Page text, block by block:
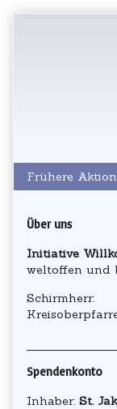
Frühere
Primary
Sidebar
Über uns
Initiative
weltoffen und
Schirmherr:
Spendenkonto
Inhaber: St.